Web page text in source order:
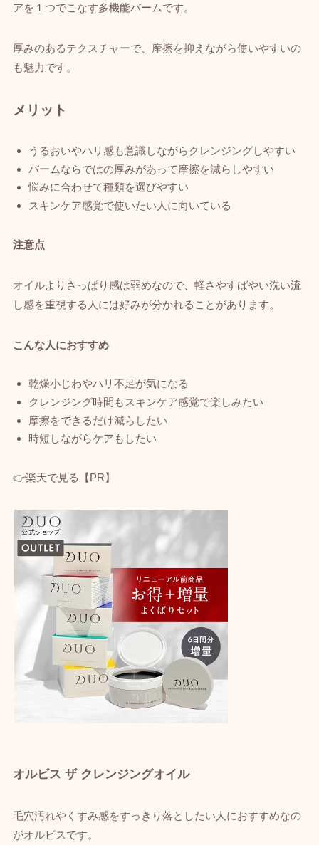
アを１つでこなす多機能バームです。
厚みのあるテクスチャーで、摩擦を抑えながら使いやすいの
も魅力です。
メリット
うるおいやハリ感も意識しながらクレンジングしやすい
バームならではの厚みがあって摩擦を減らしやすい
悩みに合わせて種類を選びやすい
スキンケア感覚で使いたい人に向いている
注意点
オイルよりさっぱり感は弱めなので、軽さやすばやい洗い流
し感を重視する人には好みが分かれることがあります。
こんな人におすすめ
乾燥小じわやハリ不足が気になる
クレンジング時間もスキンケア感覚で楽しみたい
摩擦をできるだけ減らしたい
時短しながらケアもしたい
👉楽天で見る【PR】
オルビス ザ クレンジングオイル
毛穴汚れやくすみ感をすっきり落としたい人におすすめなの
がオルビスです。